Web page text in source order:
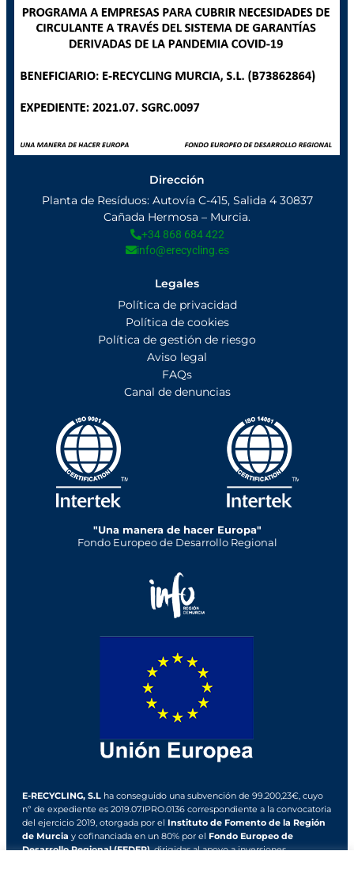
Dirección
Planta de Resíduos: Autovía C-415, Salida 4 30837
Cañada Hermosa – Murcia.
+34 868 684 422
info@erecycling.es
Legales
Política de privacidad
Política de cookies
Política de gestión de riesgo
Aviso legal
FAQs
Canal de denuncias
"Una manera de hacer Europa"
Fondo Europeo de Desarrollo Regional
E-RECYCLING, S.L ha conseguido una subvención de 99.200,23€, cuyo
nº de expediente es 2019.07.IPRO.0136 correspondiente a la convocatoria
del ejercicio 2019, otorgada por el Instituto de Fomento de la Región
de Murcia y cofinanciada en un 80% por el Fondo Europeo de
Desarrollo Regional (FEDER), dirigidas al apoyo a inversiones